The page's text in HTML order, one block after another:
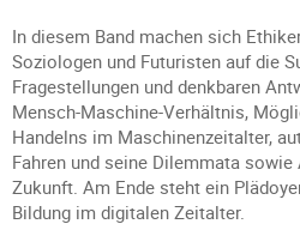
In diesem Band machen sich
Soziologen und Futuristen auf die
Fragestellungen und denkbaren
Mensch-Maschine-Verhältnis,
Handelns im Maschinenzeitalter,
Fahren und seine Dilemmata
Zukunft. Am Ende steht ein
Bildung im digitalen Zeitalter.